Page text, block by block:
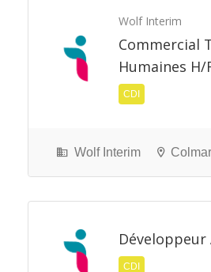
Wolf Interim
Commercial
Humaines H/
CDI
Wolf Interim
Développeur
CDI